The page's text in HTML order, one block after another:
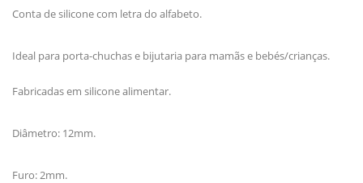
Conta de silicone com letra do alfabeto.
Ideal para porta-chuchas e bijutaria para mamãs e bebés/crianças.
Fabricadas em silicone alimentar.
Diâmetro: 12mm.
Furo: 2mm.